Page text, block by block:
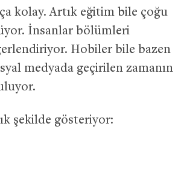
kolay. Artık eğitim bile çoğu
İnsanlar bölümleri
Hobiler bile bazen
medyada geçirilen zamanın
şekilde gösteriyor: